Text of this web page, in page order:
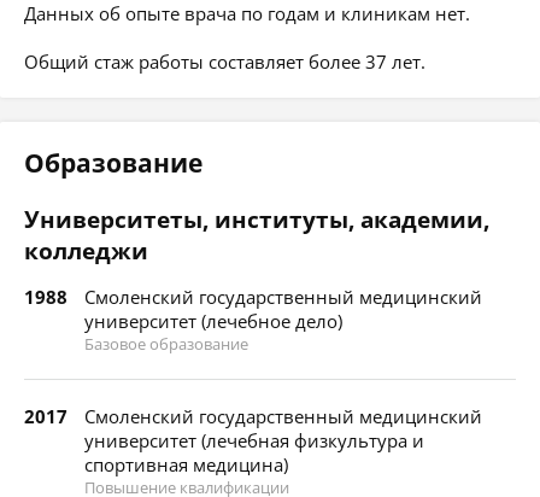
Данных об опыте врача по годам и клиникам нет.
Общий стаж работы составляет более 37 лет.
Образование
Университеты, институты, академии,
колледжи
1988
Смоленский государственный медицинский
университет (лечебное дело)
Базовое образование
2017
Смоленский государственный медицинский
университет (лечебная физкультура и
спортивная медицина)
Повышение квалификации